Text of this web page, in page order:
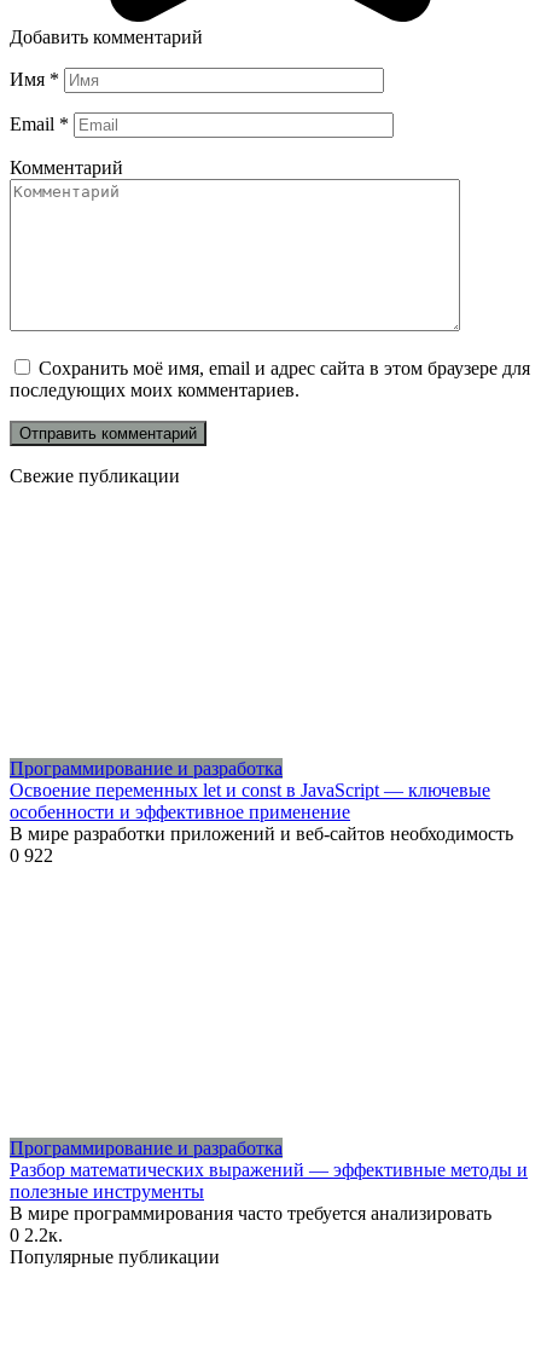
Добавить комментарий
Имя *
Email *
Комментарий
Сохранить моё имя, email и адрес сайта в этом браузере для
последующих моих комментариев.
Свежие публикации
Программирование и разработка
Освоение переменных let и const в JavaScript — ключевые
особенности и эффективное применение
В мире разработки приложений и веб-сайтов необходимость
0 922
Программирование и разработка
Разбор математических выражений — эффективные методы и
полезные инструменты
В мире программирования часто требуется анализировать
0 2.2к.
Популярные публикации